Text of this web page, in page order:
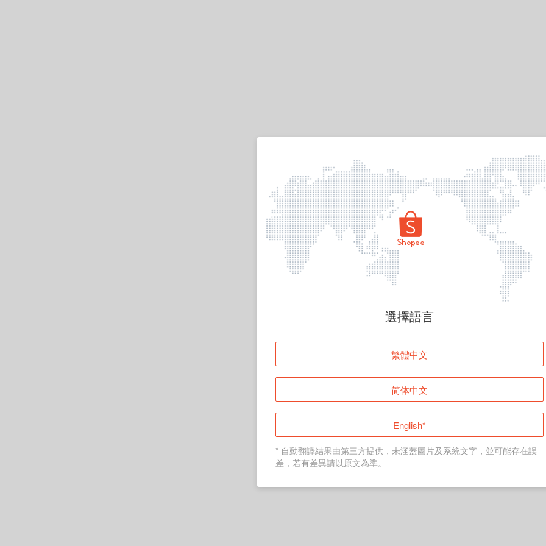
頁面無法顯示
登入
返回首頁
選擇語言
繁體中文
简体中文
English*
* 自動翻譯結果由第三方提供，未涵蓋圖片及系統文字，並可能存在誤
差，若有差異請以原文為準。